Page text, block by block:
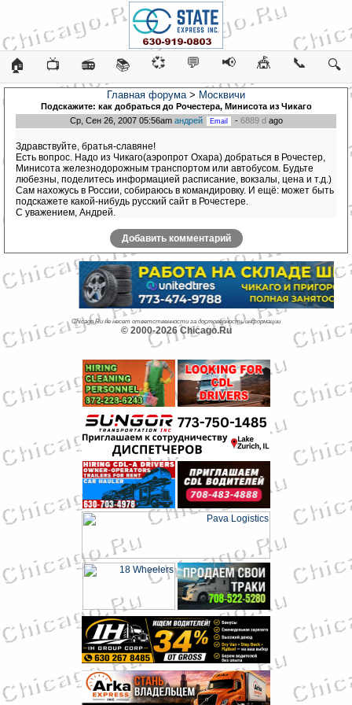
🏠 📺 📻 📚 💞 💬 📢 🎪 📞 🔍
Главная форума> Москвичи
Подскажите: как добраться до Рочестера, Минисота из Чикаго
Ср, Сен 26, 2007 05:56am андрей - 6889 dago
Здравствуйте, братья-славяне!
Есть вопрос. Надо из Чикаго(аэропрот Охара) добраться в Рочестер,
Минисота железнодорожным транспортом или автобусом. Будьте
любезны, поделитесь информацией расписание, вокзалы, цена и т.д.)
Сам нахожусь в России, собираюсь в командировку. И ещё: может быть
подскажете какой-нибудь русский сайт в Рочестере.
С уважением, Андрей.
Добавить комментарий
Chicago.Ru не несет ответственности за достоверность информации
© 2000-2026 Chicago.Ru